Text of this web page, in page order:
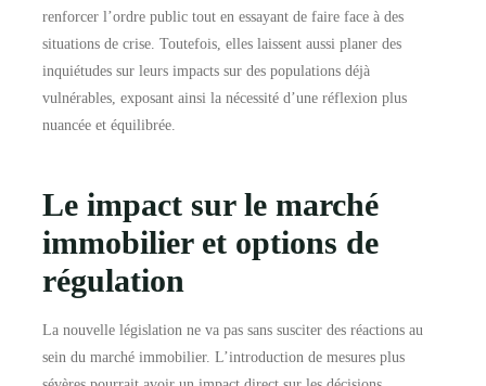
renforcer l’ordre public tout en essayant de faire face à des
situations de crise. Toutefois, elles laissent aussi planer des
inquiétudes sur leurs impacts sur des populations déjà
vulnérables, exposant ainsi la nécessité d’une réflexion plus
nuancée et équilibrée.
Le impact sur le marché
immobilier et options de
régulation
La nouvelle législation ne va pas sans susciter des réactions au
sein du marché immobilier. L’introduction de mesures plus